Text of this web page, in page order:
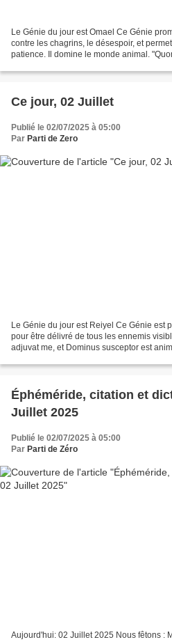
Le Génie du jour est Omael Ce Génie
contre les chagrins, le désespoir, et
patience. Il domine le monde animal.
Ce jour, 02 Juillet
Publié le 02/07/2025 à 05:00
Par Parti de Zero
Le Génie du jour est Reiyel Ce Génie est
pour être délivré de tous les ennemis
adjuvat me, et Dominus susceptor est
Éphéméride, citation et
Juillet 2025
Publié le 02/07/2025 à 05:00
Par Parti de Zéro
Aujourd'hui: 02 Juillet 2025 Nous fêtons :